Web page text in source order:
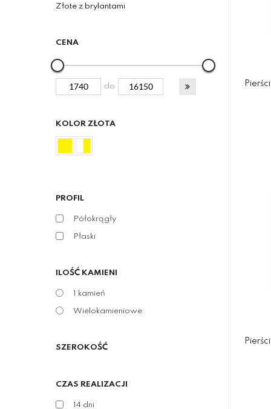
Złote z brylantami
CENA
do
KOLOR ZŁOTA
PROFIL
Półokrągły
Płaski
ILOŚĆ KAMIENI
1 kamień
Wielokamieniowe
SZEROKOŚĆ
CZAS REALIZACJI
14 dni